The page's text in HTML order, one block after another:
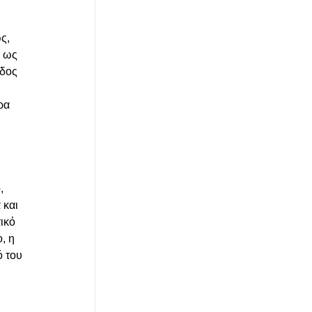
ως
η
του